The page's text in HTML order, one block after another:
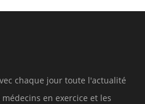
chaque jour toute l'actualité
en exercice et les